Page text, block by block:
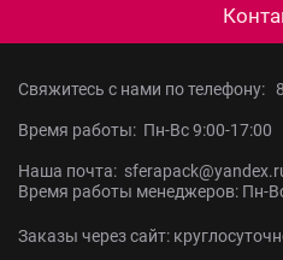
Свяжитесь с нами по телефону:
Время работы: Пн-Вс 9:00-17:00
Наша почта:
Время работы менеджеров: Пн-
Заказы через сайт: